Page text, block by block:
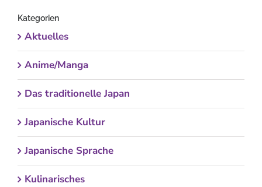
Kategorien
Aktuelles
Anime/Manga
Das traditionelle Japan
Japanische Kultur
Japanische Sprache
Kulinarisches